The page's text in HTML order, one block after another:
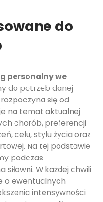
do
personalny we
do potrzeb danej
się od
na temat aktualnej
chorób, preferencji
celu, stylu życia oraz
Na tej podstawie
podczas
W każdej chwili
o ewentualnych
intensywności